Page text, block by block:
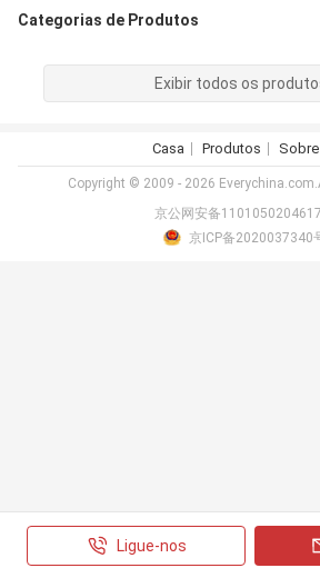
Categorias de Produtos
Exibir todos os
Ligue-nos
Casa Produtos
Copyright © 2009 - 2026
京公网安备
京ICP备2020037340